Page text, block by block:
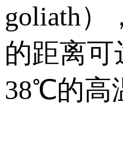
goliath）
的距离可
38℃的高